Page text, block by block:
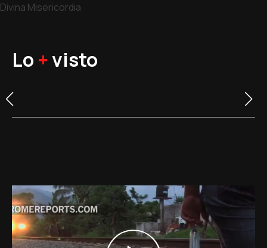
Divina Misericordia
Lo +visto